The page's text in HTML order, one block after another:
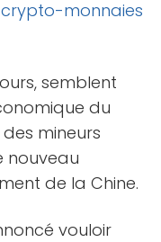
crypto-monnaies
semblent
du
mineurs
nouveau
de la Chine.
vouloir